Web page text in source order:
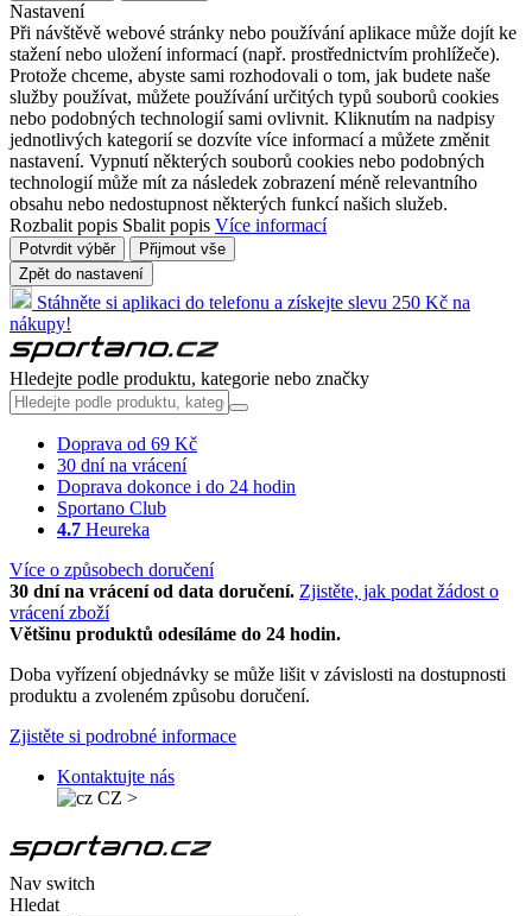
Nastavení
Při návštěvě webové stránky nebo používání aplikace může dojít ke
stažení nebo uložení informací (např. prostřednictvím prohlížeče).
Protože chceme, abyste sami rozhodovali o tom, jak budete naše
služby používat, můžete používání určitých typů souborů cookies
nebo podobných technologií sami ovlivnit. Kliknutím na nadpisy
jednotlivých kategorií se dozvíte více informací a můžete změnit
nastavení. Vypnutí některých souborů cookies nebo podobných
technologií může mít za následek zobrazení méně relevantního
obsahu nebo nedostupnost některých funkcí našich služeb.
Rozbalit popis Sbalit popis Více informací
Potvrdit výběr
Přijmout vše
Zpět do nastavení
Stáhněte si aplikaci do telefonu a získejte slevu 250 Kč na
nákupy!
Hledejte podle produktu, kategorie nebo značky
Doprava od 69 Kč
30 dní na vrácení
Doprava dokonce i do 24 hodin
Sportano Club
4.7 Heureka
Více o způsobech doručení
30 dní na vrácení od data doručení. Zjistěte, jak podat žádost o
vrácení zboží
Většinu produktů odesíláme do 24 hodin.
Doba vyřízení objednávky se může lišit v závislosti na dostupnosti
produktu a zvoleném způsobu doručení.
Zjistěte si podrobné informace
Kontaktujte nás
CZ >
Nav switch
Hledat